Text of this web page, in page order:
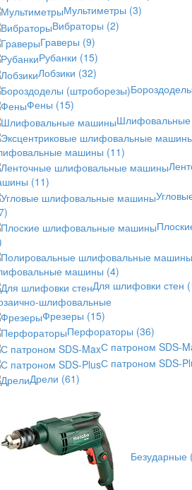
Мультиметры (3)
Вибраторы (2)
Граверы (9)
Рубанки (15)
Лобзики (32)
Фены (15)
машины (11)
(11)
машины (4)
Для шлифовки стен
шлифовальные
Фрезеры (15)
Перфораторы (36)
С патроном SDS-
С патроном SDS-
Дрели (61)
Безударные